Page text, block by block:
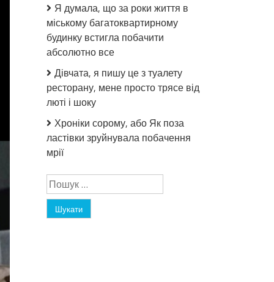
Я думала, що за роки життя в
міському багатоквартирному
будинку встигла побачити
абсолютно все
Дівчата, я пишу це з туалету
ресторану, мене просто трясе від
люті і шоку
Хроніки сорому, або Як поза
ластівки зруйнувала побачення
мрії
Пошук: